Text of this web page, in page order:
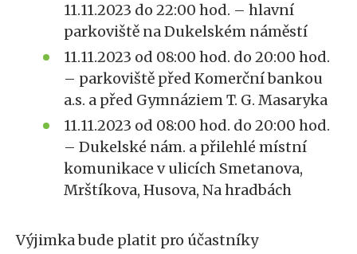
11.11.2023 do 22:00 hod. – hlavní
parkoviště na Dukelském náměstí
11.11.2023 od 08:00 hod. do 20:00 hod.
– parkoviště před Komerční bankou
a.s. a před Gymnáziem T. G. Masaryka
11.11.2023 od 08:00 hod. do 20:00 hod.
– Dukelské nám. a přilehlé místní
komunikace v ulicích Smetanova,
Mrštíkova, Husova, Na hradbách
Výjimka bude platit pro účastníky